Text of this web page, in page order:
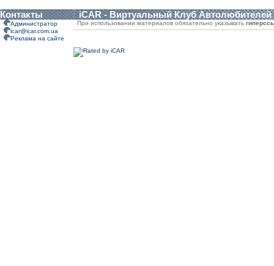
Контакты iCAR - Виртуальный Клуб Автолюбителей
Администратор
icar@icar.com.ua
Реклама на сайте
При использовании материалов обязательно указывать